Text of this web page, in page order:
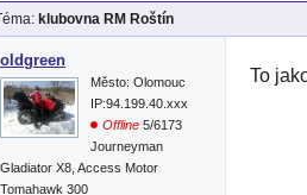
klubovna RM Roštín
oldgreen
Město: Olomouc
IP:94.199.40.xxx
Offline 5/6173
Journeyman
Gladiator X8, Access Motor
Tomahawk 300
To